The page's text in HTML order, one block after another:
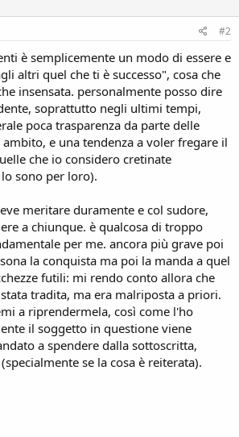
#2
è semplicemente un modo di essere e
altri quel che ti è successo", cosa che
insensata. personalmente posso dire
soprattutto negli ultimi tempi,
poca trasparenza da parte delle
e una tendenza a voler fregare il
che io considero cretinate
sono per loro).
meritare duramente e col sudore,
a chiunque. è qualcosa di troppo
per me. ancora più grave poi
la conquista ma poi la manda a quel
futili: mi rendo conto allora che
tradita, ma era malriposta a priori.
a riprendermela, così come l'ho
il soggetto in questione viene
a spendere dalla sottoscritta,
se la cosa è reiterata).